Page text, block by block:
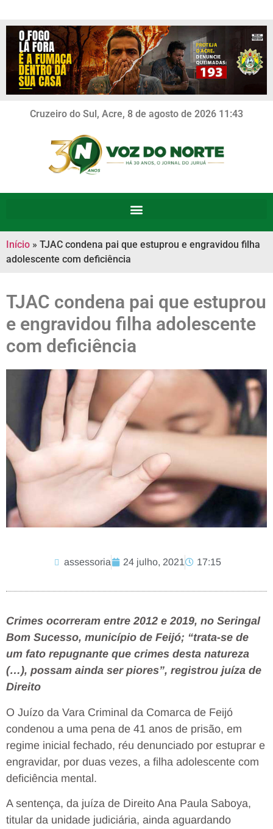
Cruzeiro do Sul, Acre, 8 de agosto de 2026 11:43
Início » TJAC condena pai que estuprou e engravidou filha
adolescente com deficiência
TJAC condena pai que estuprou
e engravidou filha adolescente
com deficiência
assessoria 24 julho, 2021 17:15
Crimes ocorreram entre 2012 e 2019, no Seringal
Bom Sucesso, município de Feijó; “trata-se de
um fato repugnante que crimes desta natureza
(…), possam ainda ser piores”, registrou juíza de
Direito
O Juízo da Vara Criminal da Comarca de Feijó
condenou a uma pena de 41 anos de prisão, em
regime inicial fechado, réu denunciado por estuprar e
engravidar, por duas vezes, a filha adolescente com
deficiência mental.
A sentença, da juíza de Direito Ana Paula Saboya,
titular da unidade judiciária, ainda aguardando